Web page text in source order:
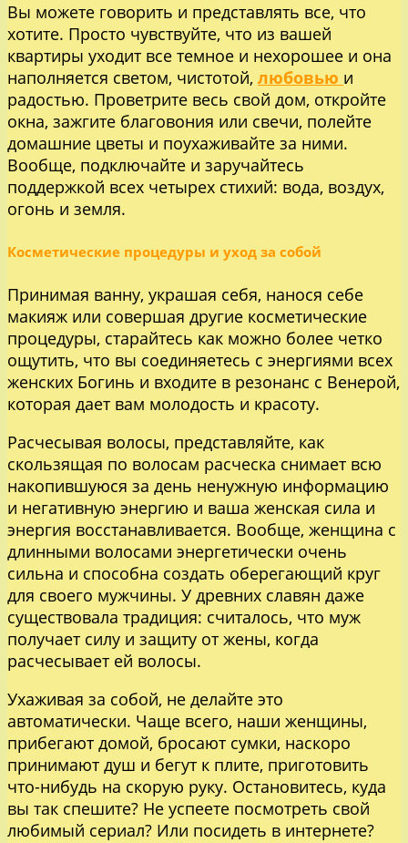
Вы можете говорить и представлять все, что
хотите. Просто чувствуйте, что из вашей
квартиры уходит все темное и нехорошее и она
наполняется светом, чистотой, любовью и
радостью. Проветрите весь свой дом, откройте
окна, зажгите благовония или свечи, полейте
домашние цветы и поухаживайте за ними.
Вообще, подключайте и заручайтесь
поддержкой всех четырех стихий: вода, воздух,
огонь и земля.
Косметические процедуры и уход за собой
Принимая ванну, украшая себя, нанося себе
макияж или совершая другие косметические
процедуры, старайтесь как можно более четко
ощутить, что вы соединяетесь с энергиями всех
женских Богинь и входите в резонанс с Венерой,
которая дает вам молодость и красоту.
Расчесывая волосы, представляйте, как
скользящая по волосам расческа снимает всю
накопившуюся за день ненужную информацию
и негативную энергию и ваша женская сила и
энергия восстанавливается. Вообще, женщина с
длинными волосами энергетически очень
сильна и способна создать оберегающий круг
для своего мужчины. У древних славян даже
существовала традиция: считалось, что муж
получает силу и защиту от жены, когда
расчесывает ей волосы.
Ухаживая за собой, не делайте это
автоматически. Чаще всего, наши женщины,
прибегают домой, бросают сумки, наскоро
принимают душ и бегут к плите, приготовить
что-нибудь на скорую руку. Остановитесь, куда
вы так спешите? Не успеете посмотреть свой
любимый сериал? Или посидеть в интернете?